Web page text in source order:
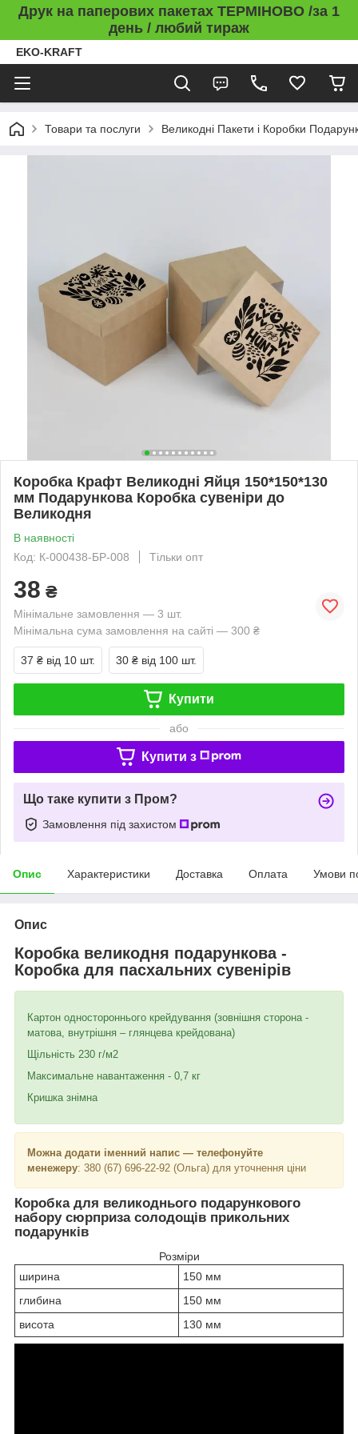
Друк на паперових пакетах ТЕРМІНОВО /за 1
день / любий тираж
EKO-KRAFT
Товари та послуги Великодні Пакети і Коробки
Коробка Крафт Великодні Яйця 150*150*130
мм Подарункова Коробка сувеніри до
Великодня
В наявності
Код: К-000438-БР-008
Тільки опт
38 ₴
Мінімальне замовлення — 3 шт.
Мінімальна сума замовлення на сайті — 300 ₴
37 ₴ від 10 шт. 30 ₴ від 100 шт.
Купити
або
Купити з
Що таке купити з Пром?
Замовлення під захистом
Опис Характеристики Доставка Оплата Умови
Опис
Коробка великодня подарункова -
Коробка для пасхальних сувенірів
Картон одностороннього крейдування (зовнішня сторона -
матова, внутрішня – глянцева крейдована)
Щільність 230 г/м2
Максимальне навантаження - 0,7 кг
Кришка знімна
Можна додати іменний напис — телефонуйте
менежеру: 380 (67) 696-22-92 (Ольга) для уточнення ціни
Коробка для великоднього подарункового
набору сюрприза солодощів прикольних
подарунків
Розміри
ширина
150 мм
глибина
150 мм
висота
130 мм